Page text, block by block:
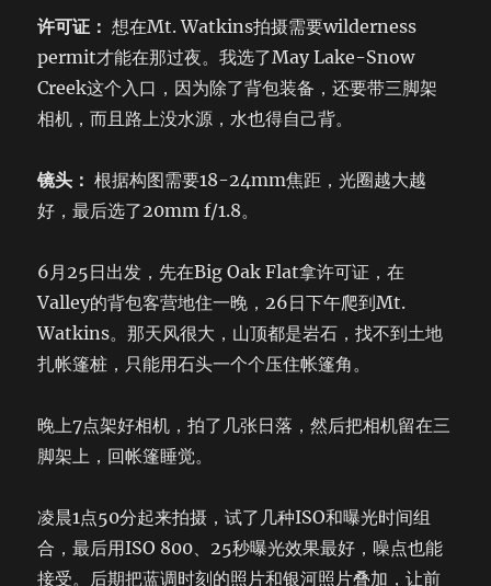
许可证： 想在Mt. Watkins拍摄需要wilderness
permit才能在那过夜。我选了May Lake-Snow
Creek这个入口，因为除了背包装备，还要带三脚架
相机，而且路上没水源，水也得自己背。
镜头： 根据构图需要18-24mm焦距，光圈越大越
好，最后选了20mm f/1.8。
6月25日出发，先在Big Oak Flat拿许可证，在
Valley的背包客营地住一晚，26日下午爬到Mt.
Watkins。那天风很大，山顶都是岩石，找不到土地
扎帐篷桩，只能用石头一个个压住帐篷角。
晚上7点架好相机，拍了几张日落，然后把相机留在三
脚架上，回帐篷睡觉。
凌晨1点50分起来拍摄，试了几种ISO和曝光时间组
合，最后用ISO 800、25秒曝光效果最好，噪点也能
接受。后期把蓝调时刻的照片和银河照片叠加，让前